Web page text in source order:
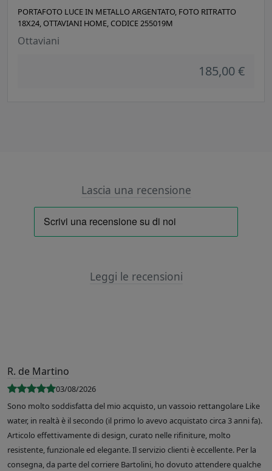
PORTAFOTO LUCE IN METALLO ARGENTATO, FOTO RITRATTO
18X24, OTTAVIANI HOME, CODICE 255019M
Ottaviani
185,00 €
Lascia una recensione
Leggi le recensioni
R. de Martino
03/08/2026
Sono molto soddisfatta del mio acquisto, un vassoio rettangolare Like
water, in realtà è il secondo (il primo lo avevo acquistato circa 3 anni fa).
Articolo effettivamente di design, curato nelle rifiniture, molto
resistente, funzionale ed elegante. Il servizio clienti è eccellente. Per la
consegna, da parte del corriere Bartolini, ho dovuto attendere qualche